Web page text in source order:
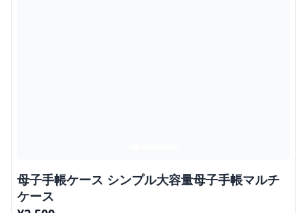
母子手帳ケース シンプル大容量母子手帳マルチ
ケース